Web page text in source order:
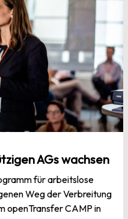
AGs wachsen
für arbeitslose
Weg der Verbreitung
openTransfer CAMP in